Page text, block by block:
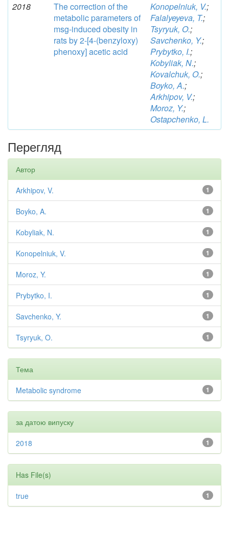
2018
The correction of the
metabolic parameters of
msg-induced obesity in
rats by 2-[4-(benzyloxy)
phenoxy] acetic acid
Konopelniuk, V.;
Falalyeyeva, T.;
Tsyryuk, O.;
Savchenko, Y.;
Prybytko, I.;
Kobyliak, N.;
Kovalchuk, O.;
Boyko, A.;
Arkhipov, V.;
Moroz, Y.;
Ostapchenko, L.
Перегляд
Автор
1
Arkhipov, V.
1
Boyko, A.
1
Kobyliak, N.
1
Konopelniuk, V.
1
Moroz, Y.
1
Prybytko, I.
1
Savchenko, Y.
1
Tsyryuk, O.
Тема
1
Metabolic syndrome
за датою випуску
1
2018
Has File(s)
1
true